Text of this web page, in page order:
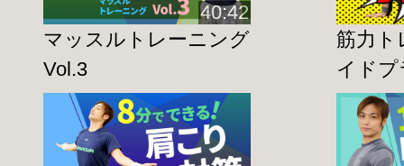
キレイな姿勢を手に入れるには必須の
鍛えていきましょう!!
７日間トレーニング
１日目 下半身・太もも編
40:42
マッスルトレーニング
Vol.3
筋力ト
イド